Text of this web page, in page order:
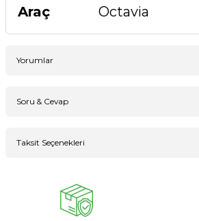
Araç
Octavia
Yorumlar
Soru & Cevap
Taksit Seçenekleri